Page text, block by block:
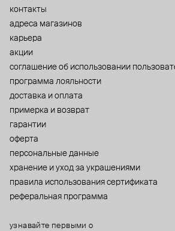
контакты
адреса магазинов
карьера
акции
cоглашение об использовании
программа лояльности
доставка и оплата
примерка и возврат
гарантии
оферта
персональные данные
хранение и уход за украшениями
правила использования сертификата
реферальная программа
узнавайте первыми о